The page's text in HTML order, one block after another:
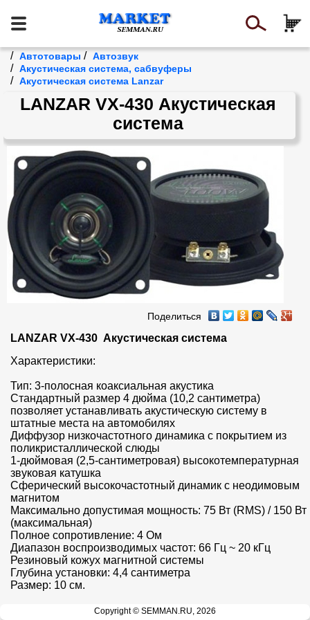
/ Автотовары / Автозвук
/ Акустическая система, сабвуферы
/ Акустическая система Lanzar
LANZAR VX-430 Акустическая
система
Поделиться
LANZAR VX-430  Акустическая система
Характеристики:
Тип: 3-полосная коаксиальная акустика
Стандартный размер 4 дюйма (10,2 сантиметра)
позволяет устанавливать акустическую систему в
штатные места на автомобилях
Диффузор низкочастотного динамика с покрытием из
поликристаллической слюды
1-дюймовая (2,5-сантиметровая) высокотемпературная
звуковая катушка
Сферический высокочастотный динамик с неодимовым
магнитом
Максимально допустимая мощность: 75 Вт (RMS) / 150 Вт
(максимальная)
Полное сопротивление: 4 Ом
Диапазон воспроизводимых частот: 66 Гц ~ 20 кГц
Резиновый кожух магнитной системы
Глубина установки: 4,4 сантиметра
Размер: 10 см.
Copyright © SEMMAN.RU, 2026